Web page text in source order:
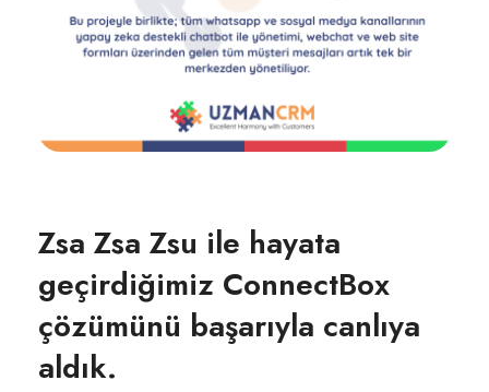
Zsa Zsa Zsu ile hayata
geçirdiğimiz ConnectBox
çözümünü başarıyla canlıya
aldık.